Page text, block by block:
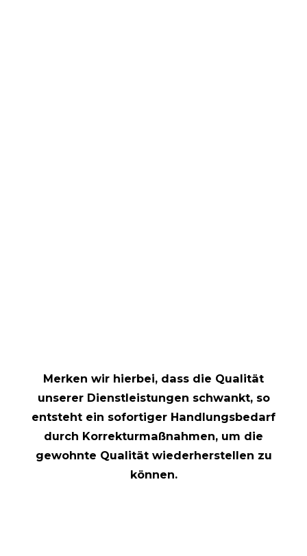
Merken wir hierbei, dass die Qualität
unserer Dienstleistungen schwankt, so
entsteht ein sofortiger Handlungsbedarf
durch Korrekturmaßnahmen, um die
gewohnte Qualität wiederherstellen zu
können.